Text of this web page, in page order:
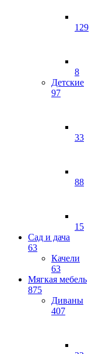
129
8
Детские
97
33
88
15
Сад и дача
63
Качели
63
Мягкая мебель
875
Диваны
407